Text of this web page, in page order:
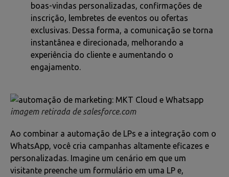
boas-vindas personalizadas, confirmações de
inscrição, lembretes de eventos ou ofertas
exclusivas. Dessa forma, a comunicação se torna
instantânea e direcionada, melhorando a
experiência do cliente e aumentando o
engajamento.
imagem retirada de salesforce.com
Ao combinar a automação de LPs e a integração com o
WhatsApp, você cria campanhas altamente eficazes e
personalizadas. Imagine um cenário em que um
visitante preenche um formulário em uma LP e,